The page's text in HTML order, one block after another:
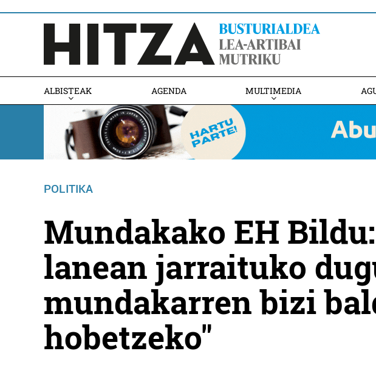
ALBISTEAK AGENDA MULTIMEDIA
POLITIKA
Mundakako EH
lanean jarraituko
mundakarren bizi
hobetzeko"